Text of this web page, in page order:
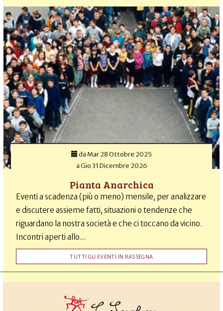
da Mar 28 Ottobre 2025
aGio 31 Dicembre 2026
Pianta Anarchica
Eventi a scadenza (più o meno) mensile, per analizzare
e discutere assieme fatti, situazioni o tendenze che
riguardano la nostra società e che ci toccano da vicino.
Incontri aperti allo...
TUTTI GLI EVENTI IN RASSEGNA